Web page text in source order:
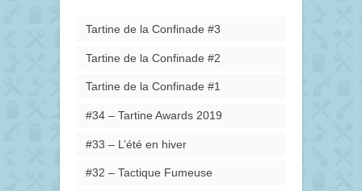
Tartine de la Confinade #3
Tartine de la Confinade #2
Tartine de la Confinade #1
#34 – Tartine Awards 2019
#33 – L’été en hiver
#32 – Tactique Fumeuse